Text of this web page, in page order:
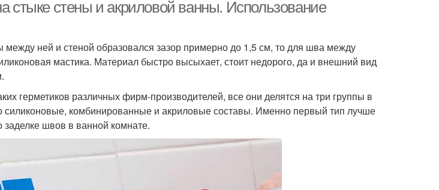
стыке стены и акриловой ванны. Использование
между ней и стеной образовался зазор примерно до 1,5 см, то для шва между
мастика. Материал быстро высыхает, стоит недорого, да и внешний вид
герметиков различных фирм-производителей, все они делятся на три группы в
силиконовые, комбинированные и акриловые составы. Именно первый тип лучше
заделке швов в ванной комнате.